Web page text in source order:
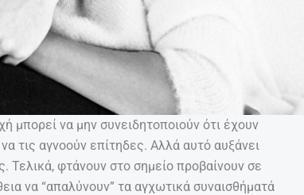
μπορεί να μην συνειδητοποιούν ότι έχουν
τις αγνοούν επίτηδες. Αλλά αυτό αυξάνει
Τελικά, φτάνουν στο σημείο προβαίνουν σε
να “απαλύνουν” τα αγχωτικά συναισθήματά